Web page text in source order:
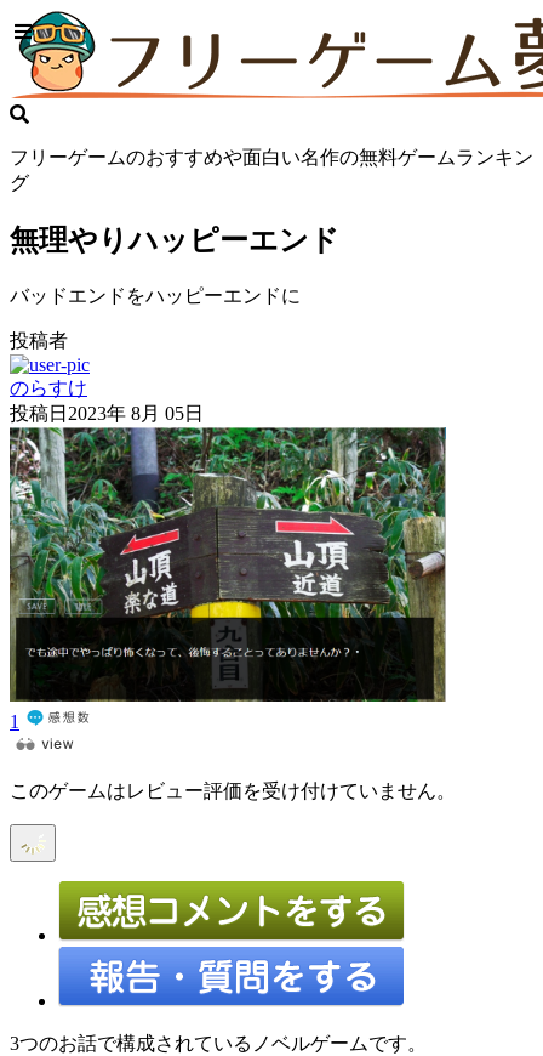
フリーゲームのおすすめや面白い名作の無料ゲームランキン
グ
無理やりハッピーエンド
バッドエンドをハッピーエンドに
投稿者
のらすけ
投稿日 2023年 8月 05日
1
このゲームはレビュー評価を受け付けていません。
3つのお話で構成されているノベルゲームです。